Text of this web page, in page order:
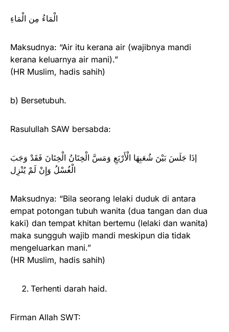
الْمَاءُ مِن الْمَاءِ
Maksudnya: “Air itu kerana air (wajibnya mandi
kerana keluarnya air mani).”
(HR Muslim, hadis sahih)
b) Bersetubuh.
Rasulullah SAW bersabda:
إذَا جَلَسَ بَيْنَ شُعَبِهَا الْأَرْبَعِ وَمَسَّ الْخِتَانُ الْخِتَانَ فَقَدْ وَجَبَ
الْغُسْلُ وَإِنْ لَمْ يُنْزِل
Maksudnya: “Bila seorang lelaki duduk di antara
empat potongan tubuh wanita (dua tangan dan dua
kaki) dan tempat khitan bertemu (lelaki dan wanita)
maka sungguh wajib mandi meskipun dia tidak
mengeluarkan mani.”
(HR Muslim, hadis sahih)
Terhenti darah haid.
Firman Allah SWT: